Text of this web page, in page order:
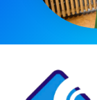
Pretraga